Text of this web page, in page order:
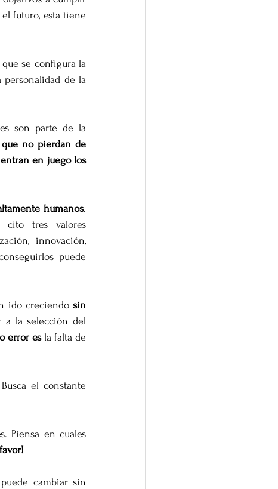
futuro, esta tiene
que se configura la
de la
no pierdan de
en juego los
humanos.
tres valores
innovación,
puede
ido creciendo sin
a la selección del
error es la falta de
Busca el constante
Piensa en cuales
cambiar sin